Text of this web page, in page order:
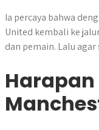
Ia percaya bahwa
United kembali ke
dan pemain. Lalu